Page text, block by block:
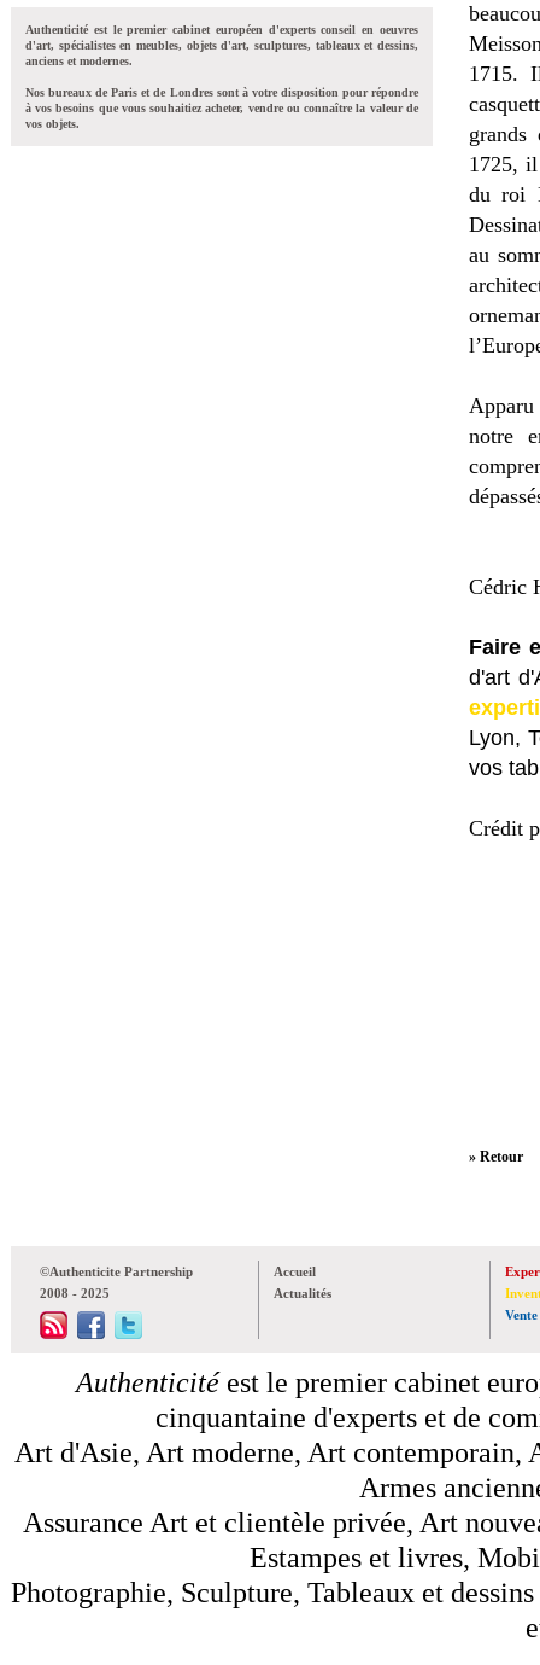
Authenticité est le premier cabinet européen d'experts conseil en oeuvres
d'art, spécialistes en meubles, objets d'art, sculptures, tableaux et dessins,
anciens et modernes.
Nos bureaux de Paris et de Londres sont à votre disposition pour répondre
à vos besoins que vous souhaitiez acheter, vendre ou connaître la valeur de
vos objets.
1715.
1725,
du roi
au
notre
Cédric
Faire
d'art
Lyon,
vos
Crédit
» Retour
©Authenticite Partnership
2008 - 2025
Accueil
Actualités
Vente
Authenticitéest le premier cabinet
cinquantaine d'experts et de
Art d'Asie, Art moderne, Art contemporain,
Armes
Assurance Art et clientèle privée, Art
Estampes et livres,
Photographie, Sculpture, Tableaux et